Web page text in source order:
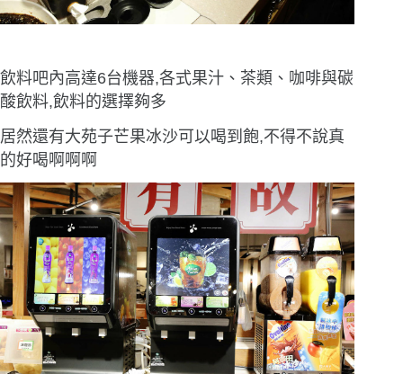
飲料吧內高達6台機器,各式果汁、茶類、咖啡與碳
酸飲料,飲料的選擇夠多
居然還有大苑子芒果冰沙可以喝到飽,不得不說真
的好喝啊啊啊